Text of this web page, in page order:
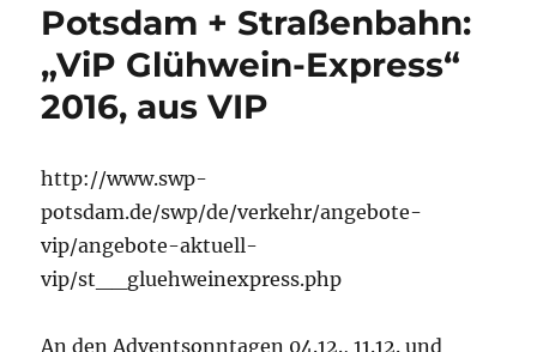
Potsdam + Straßenbahn:
„ViP Glühwein-Express“
2016, aus VIP
http://www.swp-
potsdam.de/swp/de/verkehr/angebote-
vip/angebote-aktuell-
vip/st__gluehweinexpress.php
An den Adventsonntagen 04.12., 11.12. und